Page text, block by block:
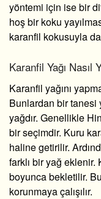
yöntemi için ise bir
hoş bir koku
karanfil kokusuyla
Karanfil Yağı Nasıl
Karanfil yağını
Bunlardan bir tanesi
yağdır. Genellikle
bir seçimdir. Kuru
haline getirilir.
farklı bir yağ eklenir.
boyunca bekletilir.
korunmaya çalışılır.